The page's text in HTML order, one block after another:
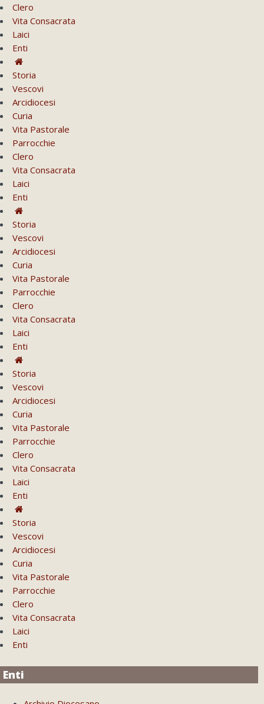
Clero
Vita Consacrata
Laici
Enti
Storia
Vescovi
Arcidiocesi
Curia
Vita Pastorale
Parrocchie
Clero
Vita Consacrata
Laici
Enti
Storia
Vescovi
Arcidiocesi
Curia
Vita Pastorale
Parrocchie
Clero
Vita Consacrata
Laici
Enti
Storia
Vescovi
Arcidiocesi
Curia
Vita Pastorale
Parrocchie
Clero
Vita Consacrata
Laici
Enti
Storia
Vescovi
Arcidiocesi
Curia
Vita Pastorale
Parrocchie
Clero
Vita Consacrata
Laici
Enti
Enti